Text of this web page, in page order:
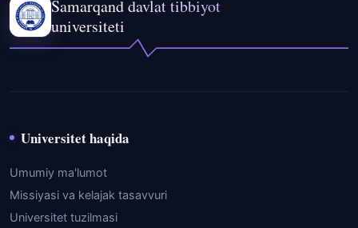
Samarqand davlat tibbiyot
universiteti
Universitet haqida
Umumiy ma'lumot
Missiyasi va kelajak tasavvuri
Universitet tuzilmasi